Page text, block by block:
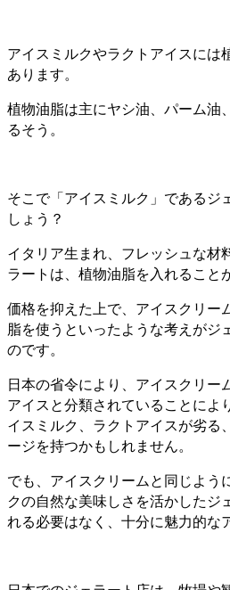
アイスミルクやラクトアイスには
あります。
植物油脂は主にヤシ油、パーム油
るそう。
そこで「アイスミルク」であるジ
しょう？
イタリア生まれ、フレッシュな材
ラートは、植物油脂を入れること
価格を抑えた上で、アイスクリー
脂を使うといったような考えがジ
のです。
日本の省令により、アイスクリー
アイスと分類されていることによ
イスミルク、ラクトアイスが劣る
ージを持つかもしれません。
でも、アイスクリームと同じよう
クの自然な美味しさを活かしたジ
れる必要はなく、十分に魅力的な